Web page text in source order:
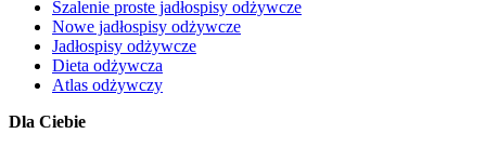
Szalenie proste jadłospisy odżywcze
Nowe jadłospisy odżywcze
Jadłospisy odżywcze
Dieta odżywcza
Atlas odżywczy
Dla Ciebie